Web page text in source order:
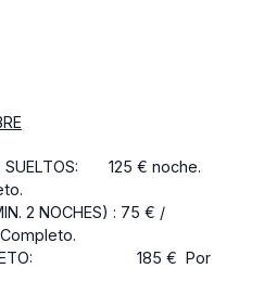
SUELTOS: 125 € noche.
2 NOCHES) : 75 € /
185 € Por